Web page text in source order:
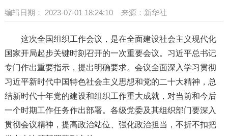
编辑日期： 2023-07-01 18:24:10 来源：新华社
这次全国组织工作会议，是在全面建设社会主义现代化
国家开局起步关键时刻召开的一次重要会议。习近平总书记
专门作出重要指示，提出明确要求。会议全面深入学习贯彻
习近平新时代中国特色社会主义思想和党的二十大精神，总
结新时代十年党的建设和组织工作重大成就，对当前和今后
一个时期工作任务作出部署。各级党委及其组织部门要深入
贯彻会议精神，提高政治站位、强化政治担当，不折不扣把